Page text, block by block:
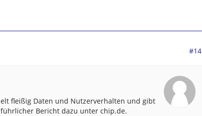
fleißig Daten und Nutzerverhalten und gibt
Bericht dazu unter chip.de.